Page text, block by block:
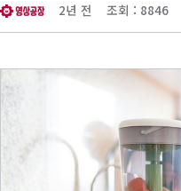
2년 전 조회 : 8846